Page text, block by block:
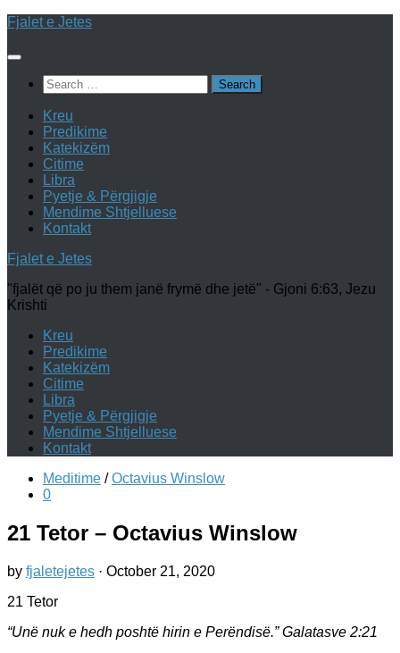
Skip
content
Fjalet e Jetes
Search
for:
Kreu
Predikime
Katekizëm
Citime
Libra
Pyetje & Përgjigje
Mendime Shtjelluese
Kontakt
Fjalet e Jetes
"fjalët që po ju them janë frymë dhe jetë" - Gjoni 6:63, Jezu
Krishti
Kreu
Predikime
Katekizëm
Citime
Libra
Pyetje & Përgjigje
Mendime Shtjelluese
Kontakt
Meditime / Octavius Winslow
0
21 Tetor – Octavius Winslow
by fjaletejetes · October 21, 2020
21 Tetor
“Unë nuk e hedh poshtë hirin e Perëndisë.” Galatasve 2:21